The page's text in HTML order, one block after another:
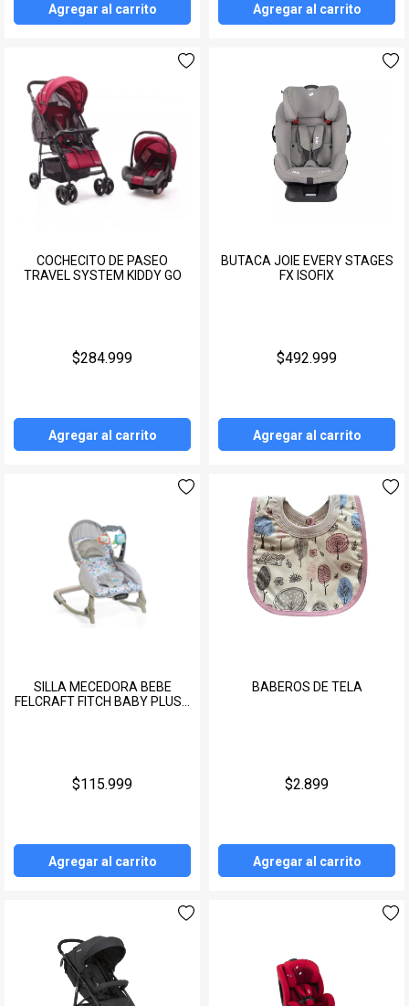
Agregar al carrito Agregar al carrito
COCHECITO DE PASEO
TRAVEL SYSTEM KIDDY GO
$284.999
Agregar al carrito
BUTACA JOIE EVERY STAGES
FX ISOFIX
$492.999
Agregar al carrito
SILLA MECEDORA BEBE
FELCRAFT FITCH BABY PLUSH
$115.999
Agregar al carrito
BABEROS DE TELA
$2.899
Agregar al carrito